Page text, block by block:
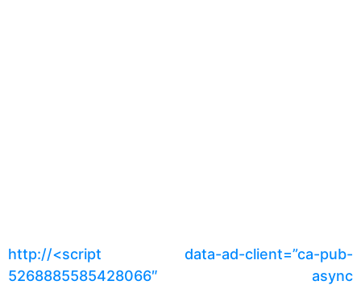
http://<script data-ad-client=”ca-pub-
5268885585428066″ async